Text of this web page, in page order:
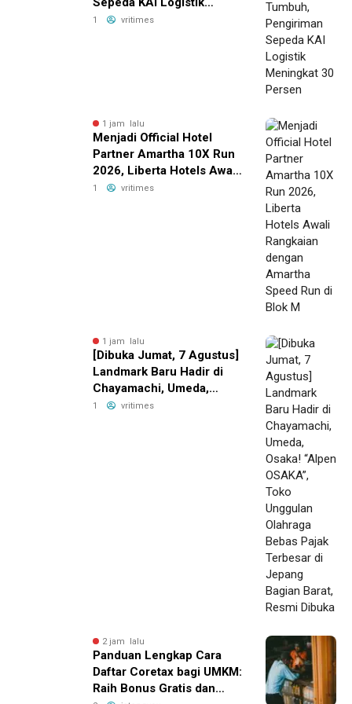
Meningkat 30 Persen
1 vritimes
1 jam lalu
Menjadi Official Hotel
Partner Amartha 10X Run
2026, Liberta Hotels Awali
Rangkaian dengan
1 vritimes
1 jam lalu
[Dibuka Jumat, 7 Agustus]
Landmark Baru Hadir di
Chayamachi, Umeda,
Osaka! “Alpen OSAKA”,
1 vritimes
2 jam lalu
Panduan Lengkap Cara
Daftar Coretax bagi UMKM:
Raih Bonus Gratis dan